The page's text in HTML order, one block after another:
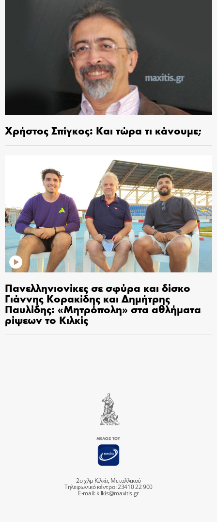
Χρήστος Σπίγκος: Και τώρα τι κάνουμε;
Πανελληνιονίκες σε σφύρα και δίσκο
Γιάννης Κορακίδης και Δημήτρης
Παυλίδης: «Μητρόπολη» στα αθλήματα
ρίψεων το Κιλκίς
2ο χλμ Κιλκίς Μεταλλικού
Τηλεφωνικό κέντρο: 23410 22 900
E-mail:kilkis@maxitis.gr